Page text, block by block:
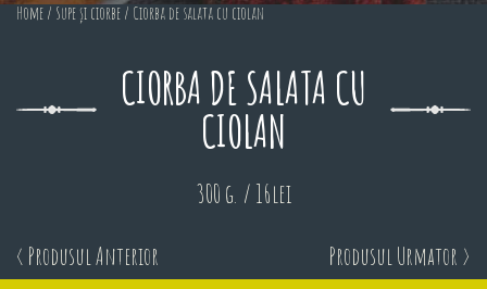
Home / Supe și ciorbe / Ciorba de salata cu ciolan
CIORBA DE SALATA CU
CIOLAN
300 g. / 16lei
< Produsul Anterior Produsul Urmator >